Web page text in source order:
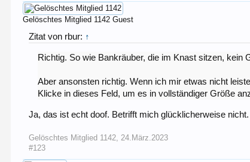
Gelöschtes Mitglied 1142 Guest
Zitat von rbur: ↑
Richtig. So wie Bankräuber, die im Knast sitzen, kein
Aber ansonsten richtig. Wenn ich mir etwas nicht
Klicke in dieses Feld, um es in vollständiger Größe
Ja, das ist echt doof. Betrifft mich glücklicherweise
Gelöschtes Mitglied 1142 24.März.2023
#123